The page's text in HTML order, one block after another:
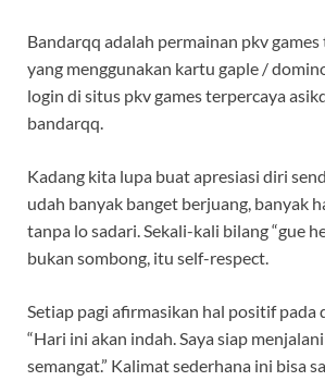
Bandarqq adalah permainan pkv
yang menggunakan kartu gaple /
login di situs pkv games terpercaya
bandarqq.
Kadang kita lupa buat apresiasi diri
udah banyak banget berjuang, banyak
tanpa lo sadari. Sekali-kali bilang “gue
bukan sombong, itu self-respect.
Setiap pagi afirmasikan hal positif pada
“Hari ini akan indah. Saya siap
semangat.” Kalimat sederhana ini bisa